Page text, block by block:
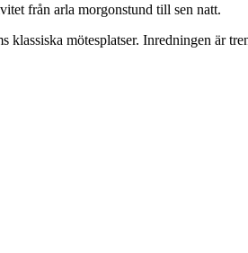
från arla morgonstund till sen natt.
mötesplatser. Inredningen är